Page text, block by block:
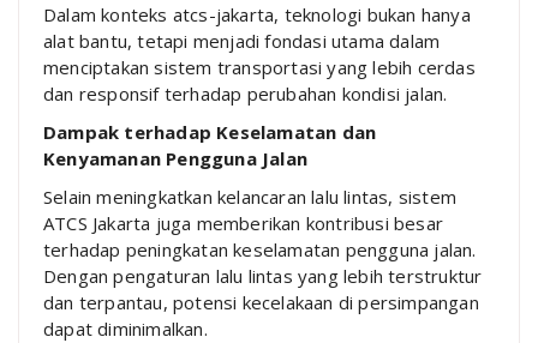
Dalam konteks atcs-jakarta, teknologi bukan hanya
alat bantu, tetapi menjadi fondasi utama dalam
menciptakan sistem transportasi yang lebih cerdas
dan responsif terhadap perubahan kondisi jalan.
Dampak terhadap Keselamatan dan
Kenyamanan Pengguna Jalan
Selain meningkatkan kelancaran lalu lintas, sistem
ATCS Jakarta juga memberikan kontribusi besar
terhadap peningkatan keselamatan pengguna jalan.
Dengan pengaturan lalu lintas yang lebih terstruktur
dan terpantau, potensi kecelakaan di persimpangan
dapat diminimalkan.